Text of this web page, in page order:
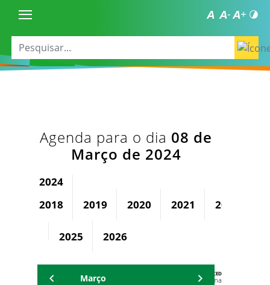
Agenda para o dia 08 de
Março de 2024
2024
2018
2019 2020 2021 2022
2025 2026
AGENDA DA CODED/CED
Vagna Lima
Março